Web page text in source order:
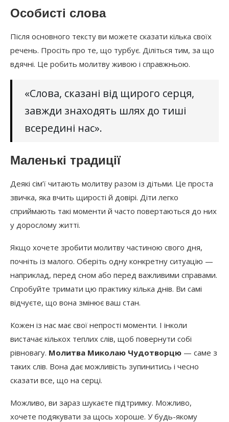
Особисті слова
Після основного тексту ви можете сказати кілька своїх
речень. Просіть про те, що турбує. Діліться тим, за що
вдячні. Це робить молитву живою і справжньою.
«Слова, сказані від щирого серця,
завжди знаходять шлях до тиші
всередині нас».
Маленькі традиції
Деякі сім’ї читають молитву разом із дітьми. Це проста
звичка, яка вчить щирості й довірі. Діти легко
сприймають такі моменти й часто повертаються до них
у дорослому житті.
Якщо хочете зробити молитву частиною свого дня,
почніть із малого. Оберіть одну конкретну ситуацію —
наприклад, перед сном або перед важливими справами.
Спробуйте тримати цю практику кілька днів. Ви самі
відчуєте, що вона змінює ваш стан.
Кожен із нас має свої непрості моменти. І інколи
вистачає кількох теплих слів, щоб повернути собі
рівновагу. Молитва Миколаю Чудотворцю — саме з
таких слів. Вона дає можливість зупинитись і чесно
сказати все, що на серці.
Можливо, ви зараз шукаєте підтримку. Можливо,
хочете подякувати за щось хороше. У будь-якому